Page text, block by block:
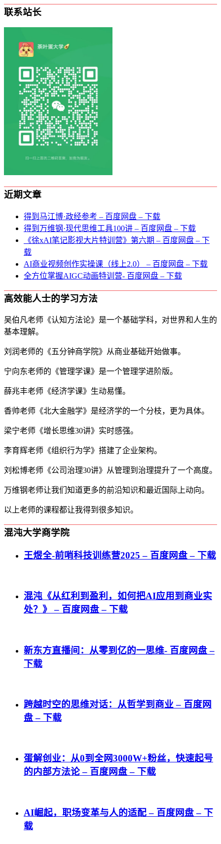
联系站长
近期文章
得到马江博·政经参考 – 百度网盘 – 下载
得到万维钢·现代思维⼯具100讲 – 百度网盘 – 下载
《徐xAI笔记影视大片特训营》第六期 – 百度网盘 – 下
载
AI商业视频创作实操课（线上2.0） – 百度网盘 – 下载
全方位掌握AIGC动画特训营- 百度网盘 – 下载
高效能人士的学习方法
吴伯凡老师《认知方法论》是一个基础学科，对世界和人生的
基本理解。
刘润老师的《五分钟商学院》从商业基础开始做事。
宁向东老师的《管理学课》是一个管理学进阶版。
薛兆丰老师《经济学课》生动易懂。
香帅老师《北大金融学》是经济学的一个分枝，更为具体。
梁宁老师《增长思维30讲》实时感强。
李育辉老师《组织行为学》搭建了企业架构。
刘松博老师《公司治理30讲》从管理到治理提升了一个高度。
万维钢老师让我们知道更多的前沿知识和最近国际上动向。
以上老师的课程都让我得到很多知识。
混沌大学商学院
王煜全-前哨科技训练营2025 – 百度网盘 – 下载
混沌《从红利到盈利，如何把AI应用到商业实
处？》 – 百度网盘 – 下载
新东方直播间：从零到亿的一思维- 百度网盘 –
下载
跨越时空的思维对话：从哲学到商业 – 百度网
盘 – 下载
蛋解创业：从0到全网3000W+粉丝，快速起号
的内部方法论 – 百度网盘 – 下载
AI崛起，职场变革与人的适配 – 百度网盘 – 下
载